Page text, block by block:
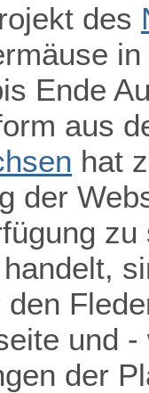
des
Ende
aus
hat
der
und
der